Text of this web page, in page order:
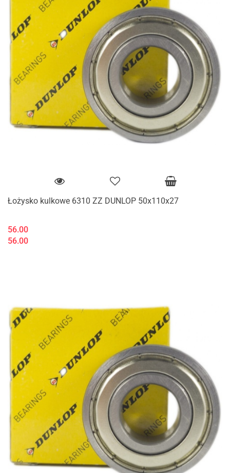
Łożysko kulkowe 6310 ZZ DUNLOP 50x110x27
56.00
56.00